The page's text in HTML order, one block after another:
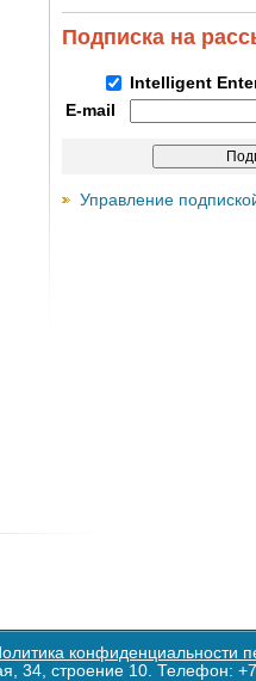
Подписка на
Intelligent
E-mail
Управление
конфиденциальности
34, строение 10. Телефон: